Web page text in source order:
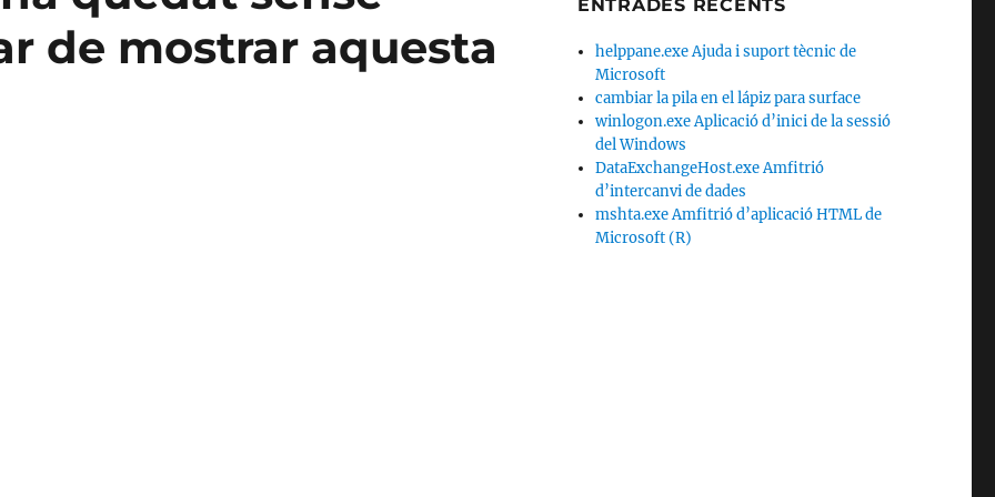
de mostrar aquesta
ENTRADES RECENTS
helppane.exe Ajuda i suport tècnic de
Microsoft
cambiar la pila en el lápiz para surface
winlogon.exe Aplicació d’inici de la sessió
del Windows
DataExchangeHost.exe Amfitrió
d’intercanvi de dades
mshta.exe Amfitrió d’aplicació HTML de
Microsoft (R)